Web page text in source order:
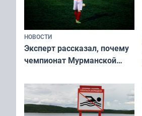
НОВОСТИ
Эксперт рассказал, почему
чемпионат Мурманской
незамеченным